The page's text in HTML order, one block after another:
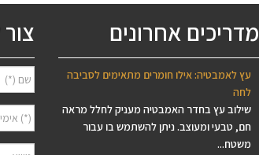
מדריכים אחרונים
עץ לאמבטיה: אילו חומרים מתאימים לסביבה
לחה
שילוב עץ בחדר האמבטיה מעניק לחלל מראה
חם, טבעי ומעוצב. ניתן להשתמש בו עבור
משטח...